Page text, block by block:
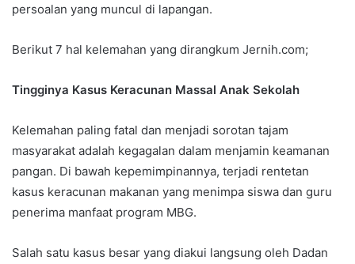
persoalan yang muncul di lapangan.
Berikut 7 hal kelemahan yang dirangkum Jernih.com;
Tingginya Kasus Keracunan Massal Anak Sekolah
Kelemahan paling fatal dan menjadi sorotan tajam
masyarakat adalah kegagalan dalam menjamin keamanan
pangan. Di bawah kepemimpinannya, terjadi rentetan
kasus keracunan makanan yang menimpa siswa dan guru
penerima manfaat program MBG.
Salah satu kasus besar yang diakui langsung oleh Dadan